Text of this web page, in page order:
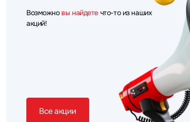
Возможно вы найдете что-то из наших
акций!
Все акции